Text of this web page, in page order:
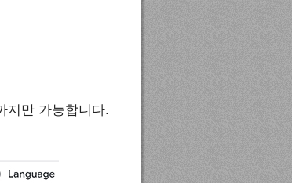
지만 가능합니다.